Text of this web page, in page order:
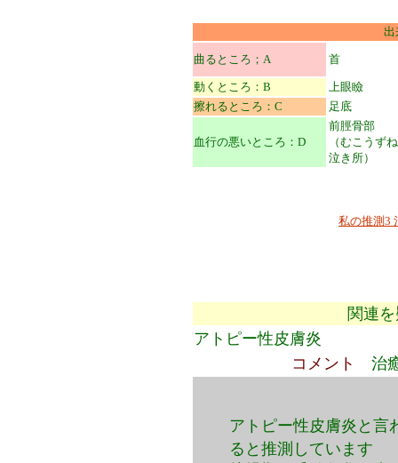
出
曲るところ；A 首
動くところ：B
上眼瞼
擦れるところ：C
足底
血行の悪いところ：D
前脛骨部
（むこうず
泣き所）
私の推測3
関連
アトピー性皮膚炎
コメント 治
アトピー性皮膚炎と言
ると推測しています